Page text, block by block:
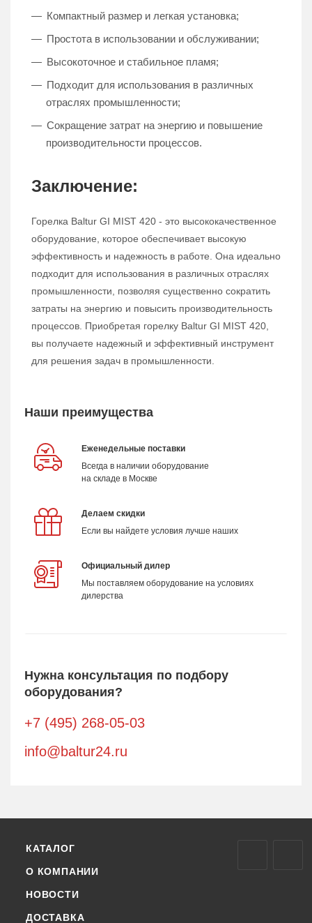
Компактный размер и легкая установка;
Простота в использовании и обслуживании;
Высокоточное и стабильное пламя;
Подходит для использования в различных
отраслях промышленности;
Сокращение затрат на энергию и повышение
производительности процессов.
Заключение:
Горелка Baltur GI MIST 420 - это высококачественное
оборудование, которое обеспечивает высокую
эффективность и надежность в работе. Она идеально
подходит для использования в различных отраслях
промышленности, позволяя существенно сократить
затраты на энергию и повысить производительность
процессов. Приобретая горелку Baltur GI MIST 420,
вы получаете надежный и эффективный инструмент
для решения задач в промышленности.
Наши преимущества
Еженедельные поставки
Всегда в наличии оборудование
на складе в Москве
Делаем скидки
Если вы найдете условия лучше наших
Официальный дилер
Мы поставляем оборудование на условиях
дилерства
Нужна консультация по подбору
оборудования?
+7 (495) 268-05-03
info@baltur24.ru
КАТАЛОГ
О КОМПАНИИ
НОВОСТИ
ДОСТАВКА